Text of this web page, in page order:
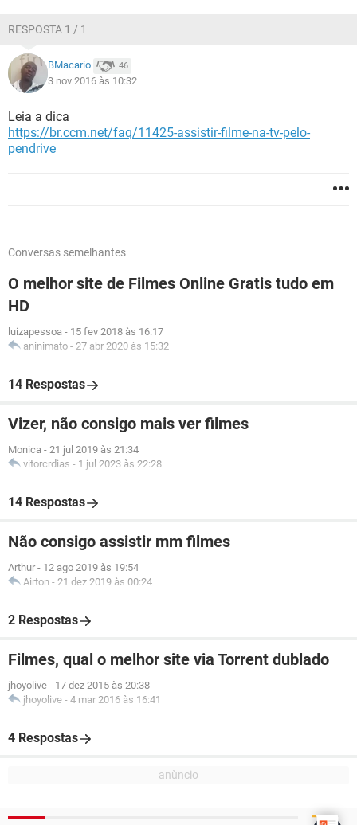
RESPOSTA 1 / 1
BMacario 46
3 nov 2016 às 10:32
Leia a dica
https://br.ccm.net/faq/11425-assistir-filme-na-tv-pelo-
pendrive
Conversas semelhantes
O melhor site de Filmes Online Gratis tudo em
HD
luizapessoa - 15 fev 2018 às 16:17
aninimato - 27 abr 2020 às 15:32
14 Respostas
Vizer, não consigo mais ver filmes
Monica - 21 jul 2019 às 21:34
vitorcrdias - 1 jul 2023 às 22:28
14 Respostas
Não consigo assistir mm filmes
Arthur - 12 ago 2019 às 19:54
Airton - 21 dez 2019 às 00:24
2 Respostas
Filmes, qual o melhor site via Torrent dublado
jhoyolive - 17 dez 2015 às 20:38
jhoyolive - 4 mar 2016 às 16:41
4 Respostas